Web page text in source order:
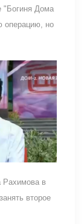
"Богиня Дома
операцию, но
Рахимова в
второе